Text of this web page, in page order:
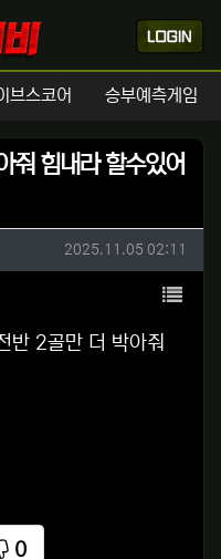
브스코어 승부예측게임
줘 힘내라 할수있어
작성일
2025.11.05 02:11
목록
반 2골만 더 박아줘
0